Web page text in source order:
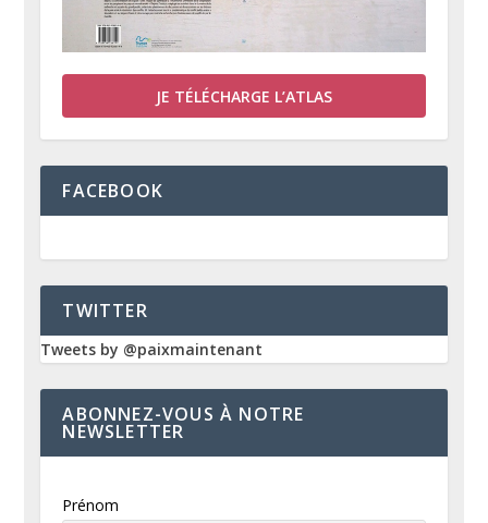
JE TÉLÉCHARGE L’ATLAS
FACEBOOK
TWITTER
Tweets by @paixmaintenant
ABONNEZ-VOUS À NOTRE
NEWSLETTER
Prénom